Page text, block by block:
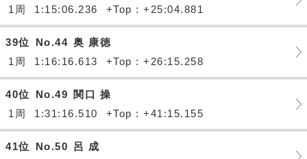
1周
1:15:06.236 +Top : +25:04.881
39位 No.44 奥 康徳
1周
1:16:16.613 +Top : +26:15.258
40位 No.49
関口 操
1周
1:31:16.510 +Top : +41:15.155
41位 No.50 呂 成